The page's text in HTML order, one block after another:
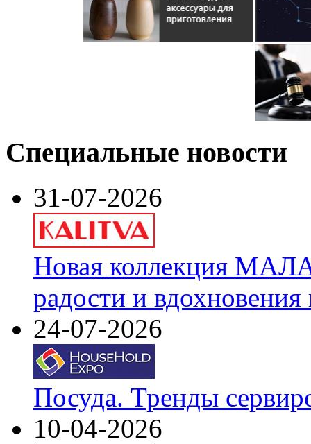
Специальные новости
31-07-2026
Новая коллекция
радости и
24-07-2026
Посуда. Тренды
10-04-2026